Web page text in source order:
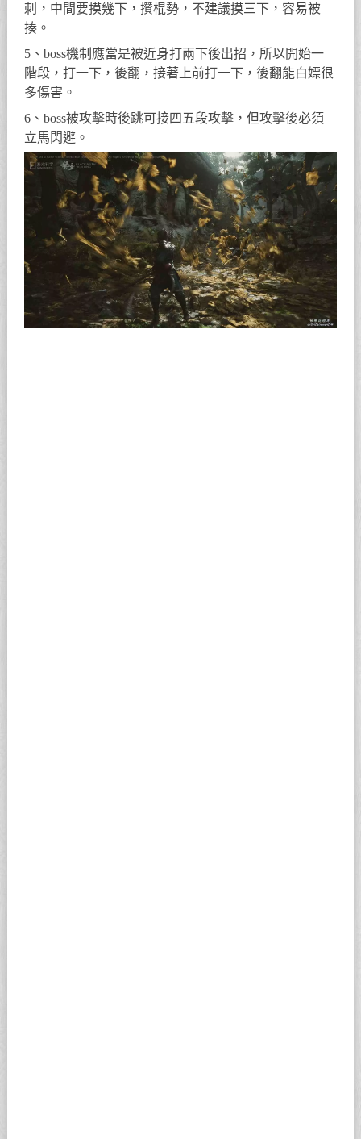
刺，中間要摸幾下，攢棍勢，不建議摸三下，容易被
揍。
5、boss機制應當是被近身打兩下後出招，所以開始一
階段，打一下，後翻，接著上前打一下，後翻能白嫖很
多傷害。
6、boss被攻擊時後跳可接四五段攻擊，但攻擊後必須
立馬閃避。